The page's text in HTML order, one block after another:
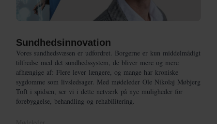
Sundhedsinnovation
Vores sundhedsvæsen er udfordret. Borgerne er kun middelmådigt
tilfredse med det sundhedssystem, de bliver mere og mere
afhængige af: Flere lever længere, og mange har kroniske
sygdomme som livsledsager. Med mødeleder Ole Nikolaj Møbjerg
Toft i spidsen, ser vi i dette netværk på nye muligheder for
forebyggelse, behandling og rehabilitering.